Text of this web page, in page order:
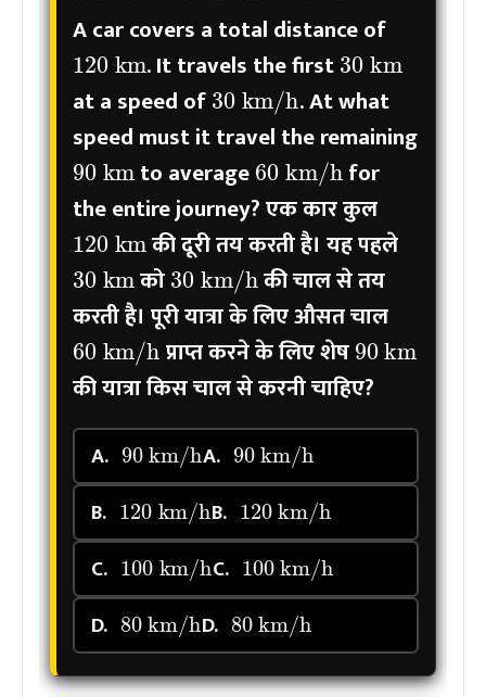
A car covers a total distance of
120km
. It travels the first
30km
at a speed of
30km/h
. At what
speed must it travel the remaining
90km
to average
60km/h
for
the entire journey?एक कार कुल
120km
की दूरी तय करती है। यह पहले
30km
को
30km/h
की चाल से तय
करती है। पूरी यात्रा के लिए औसत चाल
60km/h
प्राप्त करने के लिए शेष
90km
की यात्रा किस चाल से करनी चाहिए?
A.
90km/h
A.
90km/h
B.
120km/h
B.
120km/h
C.
100km/h
C.
100km/h
D.
80km/h
D.
80km/h